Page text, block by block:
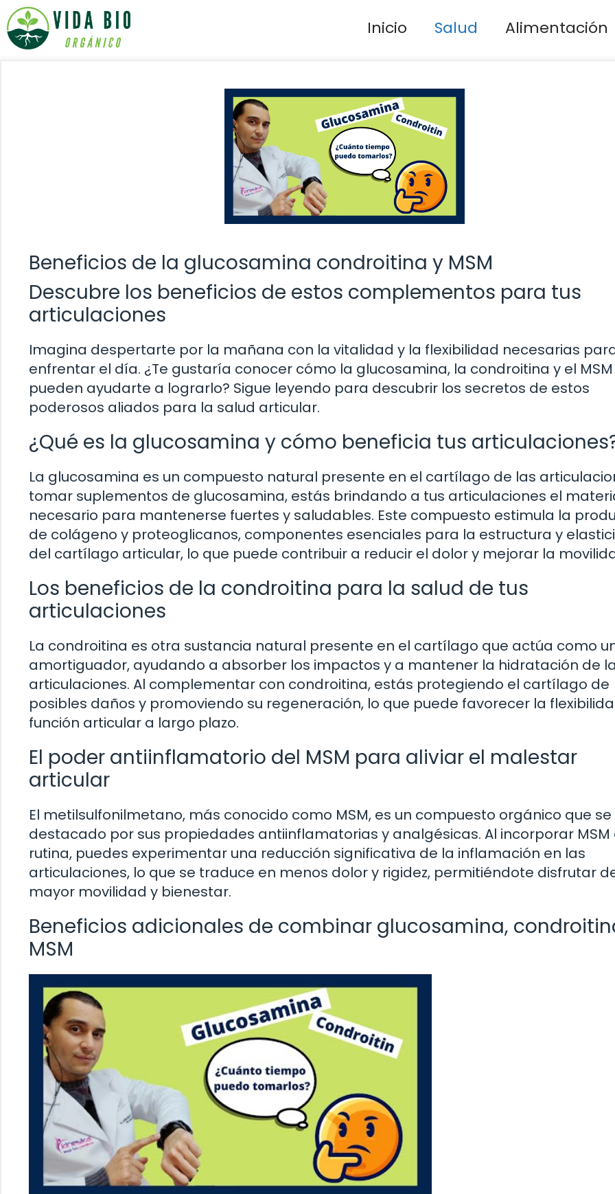
Saltar
al
contenido
Inicio Salud Alimentación
Beneficios de la glucosamina condroitina y MSM
Descubre los beneficios de estos complementos para tus
articulaciones
Imagina despertarte por la mañana con la vitalidad y la flexibilidad necesarias
enfrentar el día. ¿Te gustaría conocer cómo la glucosamina, la condroitina y el MSM
pueden ayudarte a lograrlo? Sigue leyendo para descubrir los secretos de estos
poderosos aliados para la salud articular.
¿Qué es la glucosamina y cómo beneficia tus
La glucosamina es un compuesto natural presente en el cartílago de las
tomar suplementos de glucosamina, estás brindando a tus articulaciones el
necesario para mantenerse fuertes y saludables. Este compuesto estimula la
de colágeno y proteoglicanos, componentes esenciales para la estructura y
del cartílago articular, lo que puede contribuir a reducir el dolor y mejorar la
Los beneficios de la condroitina para la salud de tus
articulaciones
La condroitina es otra sustancia natural presente en el cartílago que actúa como
amortiguador, ayudando a absorber los impactos y a mantener la hidratación de
articulaciones. Al complementar con condroitina, estás protegiendo el cartílago de
posibles daños y promoviendo su regeneración, lo que puede favorecer la
función articular a largo plazo.
El poder antiinflamatorio del MSM para aliviar el malestar
articular
El metilsulfonilmetano, más conocido como MSM, es un compuesto orgánico que
destacado por sus propiedades antiinflamatorias y analgésicas. Al incorporar MSM
rutina, puedes experimentar una reducción significativa de la inflamación en las
articulaciones, lo que se traduce en menos dolor y rigidez, permitiéndote disfrutar
mayor movilidad y bienestar.
Beneficios adicionales de combinar glucosamina,
MSM